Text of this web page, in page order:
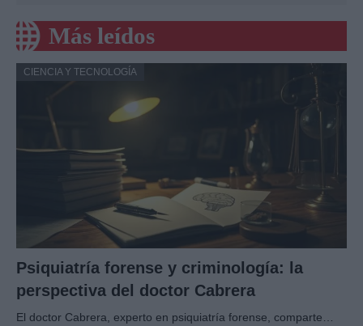
Más leídos
CIENCIA Y TECNOLOGÍA
Psiquiatría forense y criminología: la
perspectiva del doctor Cabrera
El doctor Cabrera, experto en psiquiatría forense, comparte…